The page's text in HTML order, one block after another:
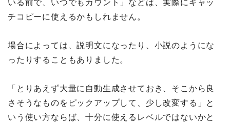
いる前で、いつでもカウント」などは、実際にキャッ
チコピーに使えるかもしれません。
場合によっては、説明文になったり、小説のようにな
ったりすることもありました。
「とりあえず大量に自動生成させておき、そこから良
さそうなものをピックアップして、少し改変する」と
いう使い方ならば、十分に使えるレベルではないかと